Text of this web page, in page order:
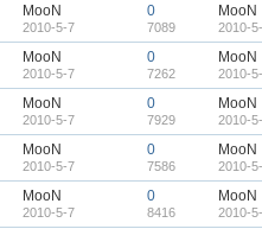
MooN
2010-5-7
0
7089
MooN
2010-
MooN
2010-5-7
0
7262
MooN
2010-
MooN
2010-5-7
0
7929
MooN
2010-
MooN
2010-5-7
0
7586
MooN
2010-
MooN
2010-5-7
0
8416
MooN
2010-